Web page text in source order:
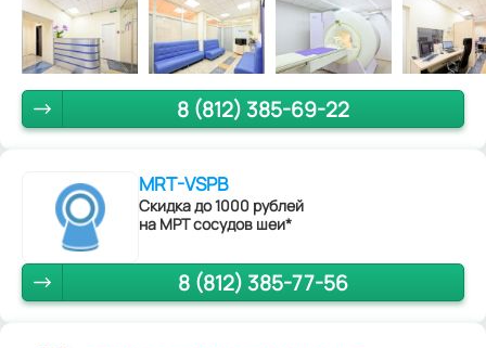
8 (812) 385-69-22
MRT-VSPB
Скидка до 1000 рублей
на МРТ сосудов шеи*
8 (812) 385-77-56